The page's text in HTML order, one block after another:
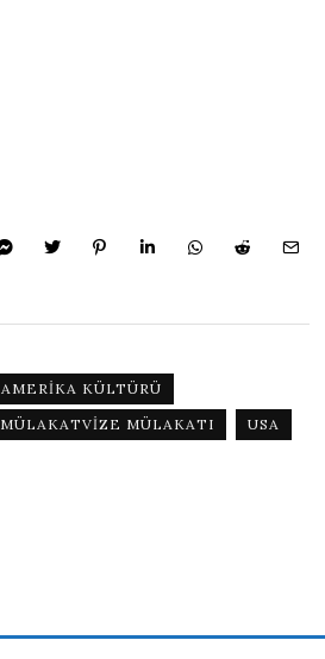
AMERIKA KÜLTÜRÜ
MÜLAKATVIZE MÜLAKATI
USA